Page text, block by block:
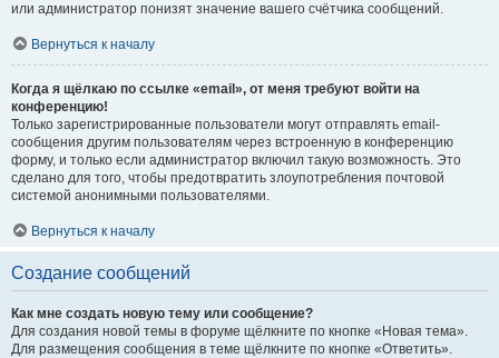
или администратор понизят значение вашего счётчика сообщений.
Вернуться к началу
Когда я щёлкаю по ссылке «email», от меня требуют войти на
конференцию!
Только зарегистрированные пользователи могут отправлять email-
сообщения другим пользователям через встроенную в конференцию
форму, и только если администратор включил такую возможность. Это
сделано для того, чтобы предотвратить злоупотребления почтовой
системой анонимными пользователями.
Вернуться к началу
Создание сообщений
Как мне создать новую тему или сообщение?
Для создания новой темы в форуме щёлкните по кнопке «Новая тема».
Для размещения сообщения в теме щёлкните по кнопке «Ответить».